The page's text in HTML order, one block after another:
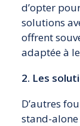
d’opter
solutions
offrent
adaptée à
2. Les
D’autres
stand-